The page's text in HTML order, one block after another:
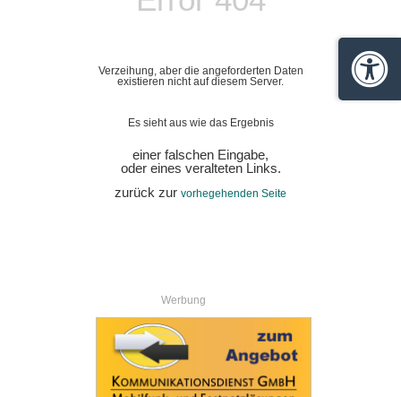
Verzeihung, aber die angeforderten Daten
existieren nicht auf diesem Server.
Es sieht aus wie das Ergebnis
einer falschen Eingabe,
oder eines veralteten Links.
zurück zur vorhegehenden Seite
Werbung